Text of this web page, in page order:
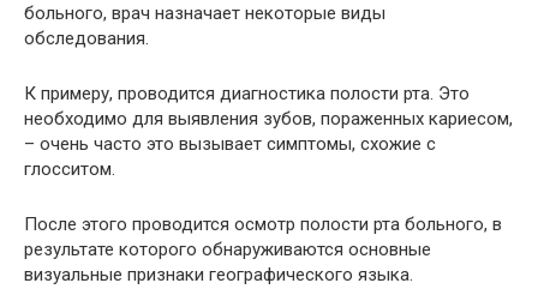
больного, врач назначает некоторые виды
обследования.
К примеру, проводится диагностика полости рта. Это
необходимо для выявления зубов, пораженных кариесом,
– очень часто это вызывает симптомы, схожие с
глосситом.
После этого проводится осмотр полости рта больного, в
результате которого обнаруживаются основные
визуальные признаки географического языка.